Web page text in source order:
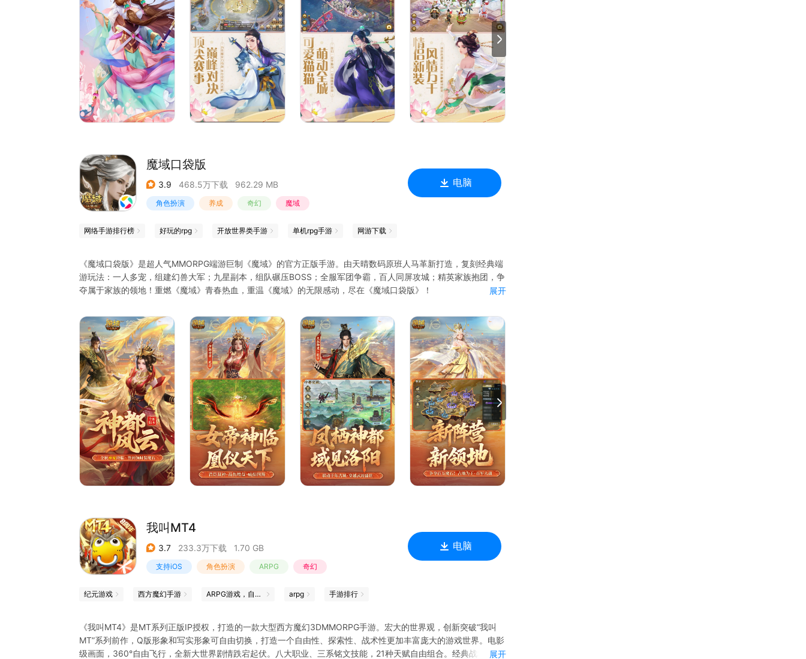
魔域口袋版
3.9 468.5万下载 962.29 MB
角色扮演 养成 奇幻 魔域
电脑
网络手游排行榜 好玩的rpg 开放世界类手游 单机rpg手游 网游下载
《魔域口袋版》是超人气MMORPG端游巨制《魔域》的官方正版手游。由天晴数码原班人马革新打造，复刻经典端
游玩法：一人多宠，组建幻兽大军；九星副本，组队碾压BOSS；全服军团争霸，百人同屏攻城；精英家族抱团，争
夺属于家族的领地！重燃《魔域》青春热血，重温《魔域》的无限感动，尽在《魔域口袋版》！
-百人同屏 红名大乱斗
真人实时同步对决，告别无脑单机对战。野外开红，再现端游级的红名挑战乐趣，军团决战，全服军团同台竞技，
兄弟同心热血攻城战！
-十一种职业 谱写IP史诗
雷神，星辰神子，御剑师，精灵游侠，狂战士，亡灵巫师，魔法师，异能者，暗夜君主，暗黑龙骑，战士；多类型
职业各有千秋，还原经典技能打造手游特色打击感！
-脱胎换骨 迈向神圣
神装橙武，任你打造；统驭神兽，制霸寰宇；御风飞行，纵横天地；众神之巅，等你来战！
展开
我叫MT4
3.7 233.3万下载 1.70 GB
支持iOS 角色扮演 ARPG 奇幻
电脑
纪元游戏 西方魔幻手游 ARPG游戏，自由探索，战斗不停歇 arpg 手游排行
《我叫MT4》是MT系列正版IP授权，打造的一款大型西方魔幻3DMMORPG手游。宏大的世界观，创新突破“我叫
MT”系列前作，Q版形象和写实形象可自由切换，打造一个自由性、探索性、战术性更加丰富庞大的游戏世界。电影
级画面，360°自由飞行，全新大世界剧情跌宕起伏。八大职业、三系铭文技能，21种天赋自由组合。经典战场，史
展开